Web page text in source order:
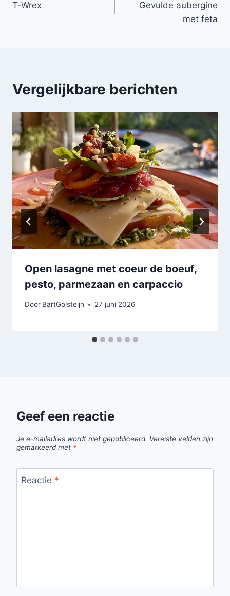
navigatie
T-Wrex
Gevulde aubergine
met feta
Vergelijkbare berichten
Open lasagne met coeur de boeuf,
pesto, parmezaan en carpaccio
Door BartGolsteijn 27 juni 2026
Geef een reactie
Je e-mailadres wordt niet gepubliceerd. Vereiste velden zijn
gemarkeerd met *
Reactie *